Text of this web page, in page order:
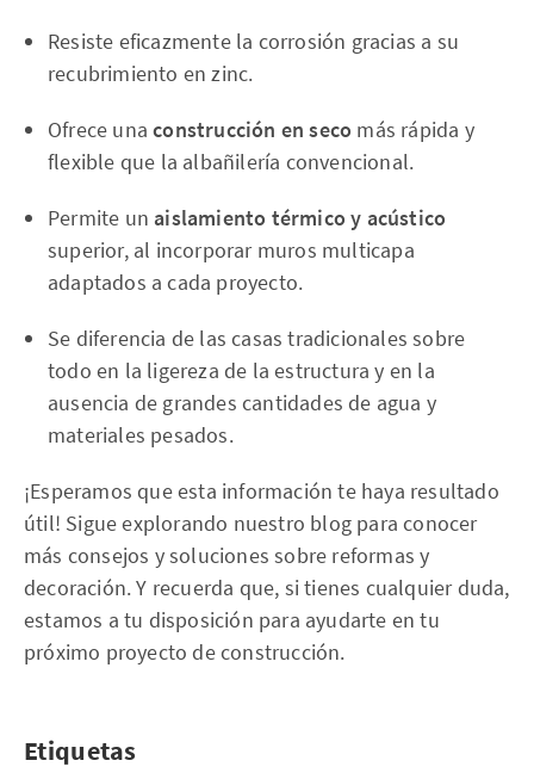
Resiste eficazmente la corrosión gracias a su
recubrimiento en zinc.
Ofrece unaconstrucción en seco más rápida y
flexible que la albañilería convencional.
Permite un aislamiento térmico y acústico
superior, al incorporar muros multicapa
adaptados a cada proyecto.
Se diferencia de las casas tradicionales sobre
todo en la ligereza de la estructura y en la
ausencia de grandes cantidades de agua y
materiales pesados.
¡Esperamos que esta información te haya resultado
útil! Sigue explorando nuestro blog para conocer
más consejos y soluciones sobre reformas y
decoración. Y recuerda que, si tienes cualquier duda,
estamos a tu disposición para ayudarte en tu
próximo proyecto de construcción.
Etiquetas